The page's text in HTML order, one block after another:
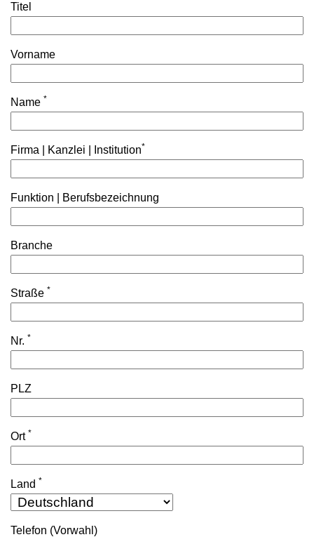
Titel
Vorname
Name *
Firma | Kanzlei | Institution*
Funktion | Berufsbezeichnung
Branche
Straße *
Nr. *
PLZ
Ort *
Land *
Telefon (Vorwahl)